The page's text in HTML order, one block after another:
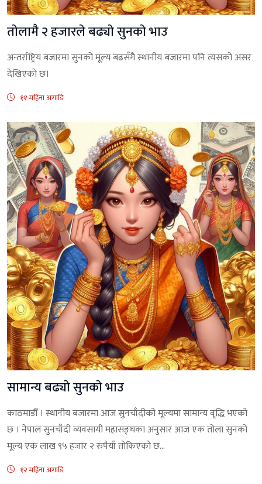
ताेलामै २ हजारले बढ्याे सुनकाे भाउ
अन्तर्राष्ट्रिय बजारमा सुनको मूल्य बढसँगै स्थानीय बजारमा पनि त्यसको असर
देखिएकाे छ।
११ महिना अगाडि
सामान्य बढ्याे सुनकाे भाउ
काठमाडौँ । स्थानीय बजारमा आज सुनचाँदीको मूल्यमा सामान्य वृद्धि भएको
छ । नेपाल सुनचाँदी व्यवसायी महासङ्घका अनुसार आज एक तोला सुनको
मूल्य एक लाख ९५ हजार २ रुपैयाँ ताेकिएको छ...
१२ महिना अगाडि